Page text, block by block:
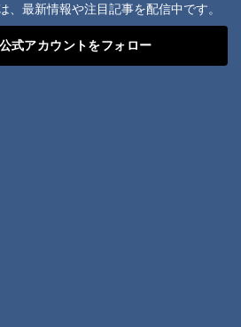
最新情報や注目記事を配信中です。
式アカウントをフォロー